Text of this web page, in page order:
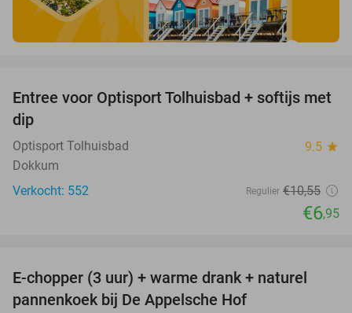
34%
Entree voor Optisport Tolhuisbad + softijs met
dip
Optisport Tolhuisbad 9.5 star
Dokkum
Verkocht: 552
Regulier €10,55
€6,95
40%
E-chopper (3 uur) + warme drank + naturel
pannenkoek bij De Appelsche Hof